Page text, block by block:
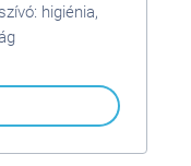
higiénia,